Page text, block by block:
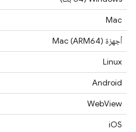
Mac
أجهزة Mac (ARM64)
Linux
Android
WebView
iOS